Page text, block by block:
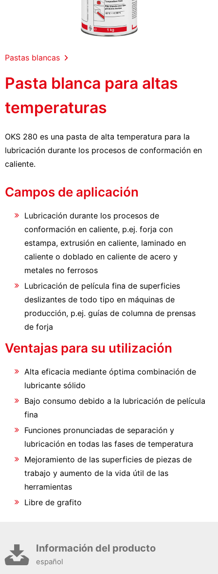
Pastas blancas
Pasta blanca para altas
temperaturas
OKS 280 es una pasta de alta temperatura para la
lubricación durante los procesos de conformación en
caliente.
Campos de aplicación
Lubricación durante los procesos de
conformación en caliente, p.ej. forja con
estampa, extrusión en caliente, laminado en
caliente o doblado en caliente de acero y
metales no ferrosos
Lubricación de película fina de superficies
deslizantes de todo tipo en máquinas de
producción, p.ej. guías de columna de prensas
de forja
Ventajas para su utilización
Alta eficacia mediante óptima combinación de
lubricante sólido
Bajo consumo debido a la lubricación de película
fina
Funciones pronunciadas de separación y
lubricación en todas las fases de temperatura
Mejoramiento de las superficies de piezas de
trabajo y aumento de la vida útil de las
herramientas
Libre de grafito
Información del producto
español